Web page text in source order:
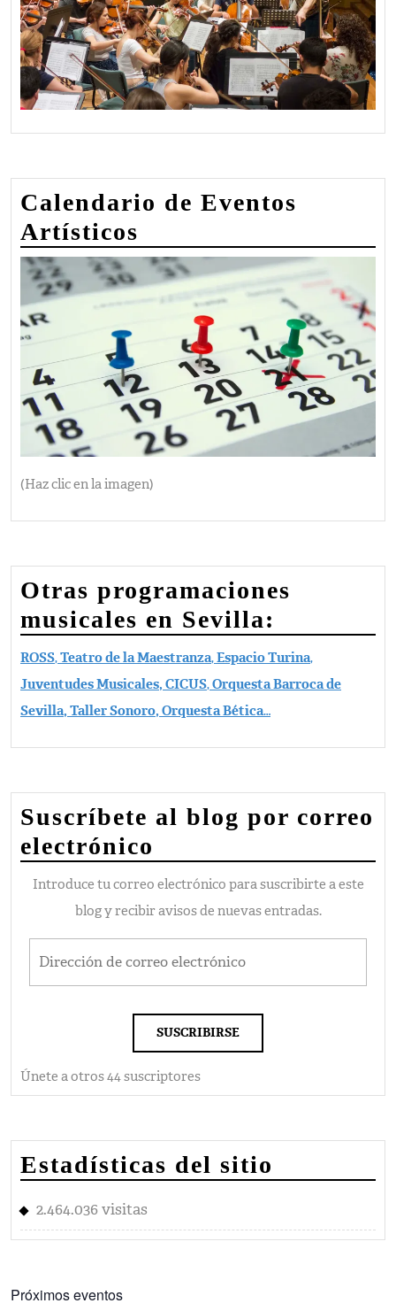
Calendario de Eventos
Artísticos
(Haz clic en la imagen)
Otras programaciones
musicales en Sevilla:
ROSS,Teatro de la Maestranza,Espacio Turina,
Juventudes Musicales, CICUS,Orquesta Barroca de
Sevilla, Taller Sonoro, Orquesta Bética…
Suscríbete al blog por correo
electrónico
Introduce tu correo electrónico para suscribirte a este
blog y recibir avisos de nuevas entradas.
SUSCRIBIRSE
Únete a otros 44 suscriptores
Estadísticas del sitio
2.464.036 visitas
Próximos eventos